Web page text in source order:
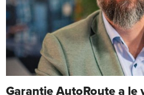
Garantie AutoRoute a le